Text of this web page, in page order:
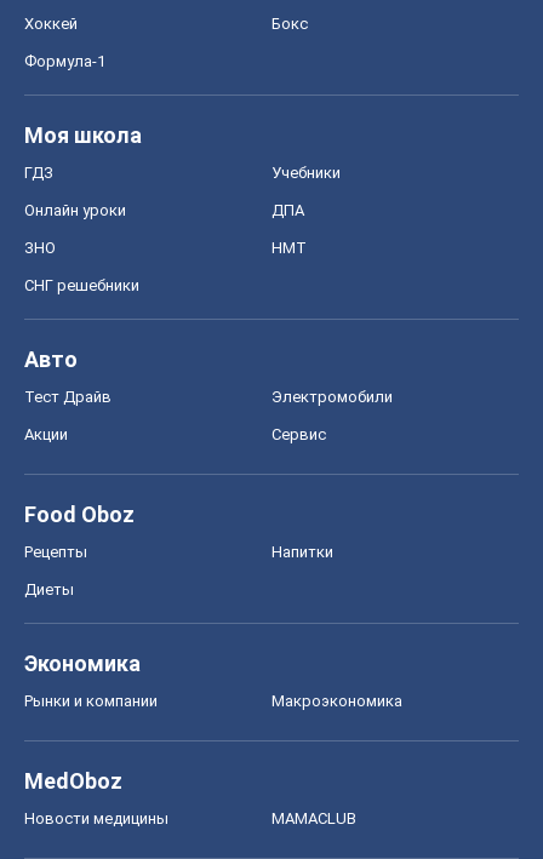
Хоккей Бокс
Формула-1
Моя школа
ГДЗ Учебники
Онлайн уроки ДПА
ЗНО НМТ
СНГ решебники
Авто
Тест Драйв Электромобили
Акции Сервис
Food Oboz
Рецепты Напитки
Диеты
Экономика
Рынки и компании Mакроэкономика
MedOboz
Новости медицины MAMACLUB